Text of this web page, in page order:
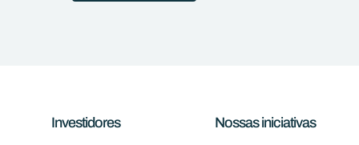
Investidores Nossas iniciativas